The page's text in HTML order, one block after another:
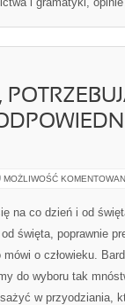
MOŻLIWOŚĆ
na co dzień i od
święta, poprawnie
o człowieku.
do wyboru tak
w przyodziania,